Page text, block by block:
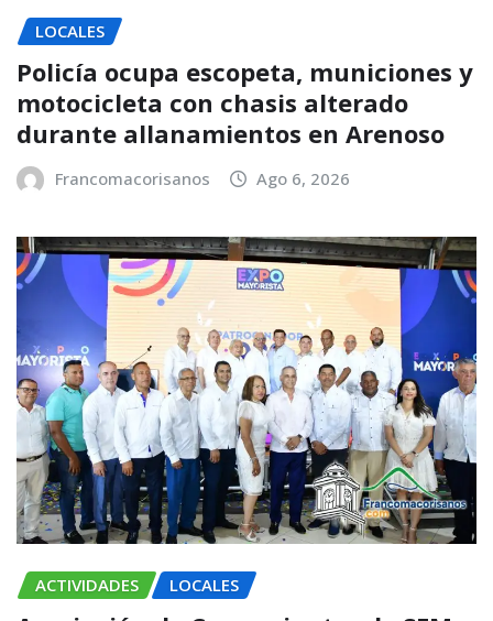
LOCALES
Policía ocupa escopeta, municiones y
motocicleta con chasis alterado
durante allanamientos en Arenoso
Francomacorisanos Ago 6, 2026
ACTIVIDADES LOCALES